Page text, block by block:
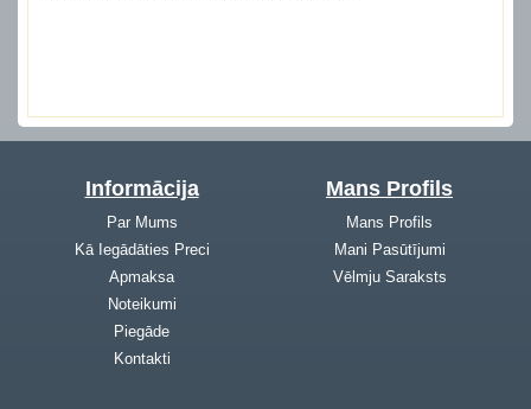
Informācija
Par Mums
Kā Iegādāties Preci
Apmaksa
Noteikumi
Piegāde
Kontakti
Mans Profils
Mans Profils
Mani Pasūtījumi
Vēlmju Saraksts